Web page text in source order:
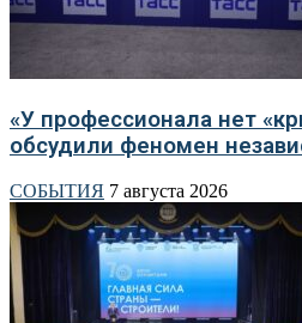
«У профессионала нет
обсудили феномен
СОБЫТИЯ 7 августа 2026